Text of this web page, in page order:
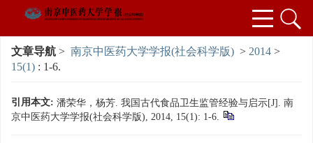
文章导航 > 南京中医药大学学报(社会科学版) > 2014 >
15(1) : 1-6.
引用本文: 潘荣华，杨芳. 我国古代食品卫生监管经验与启示[J]. 南
京中医药大学学报(社会科学版), 2014, 15(1): 1-6.